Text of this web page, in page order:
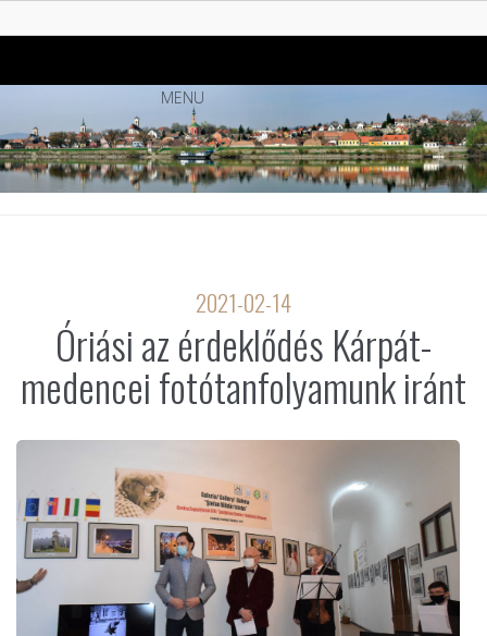
MENU
2021-02-14
Óriási az érdeklődés Kárpát-
medencei fotótanfolyamunk iránt